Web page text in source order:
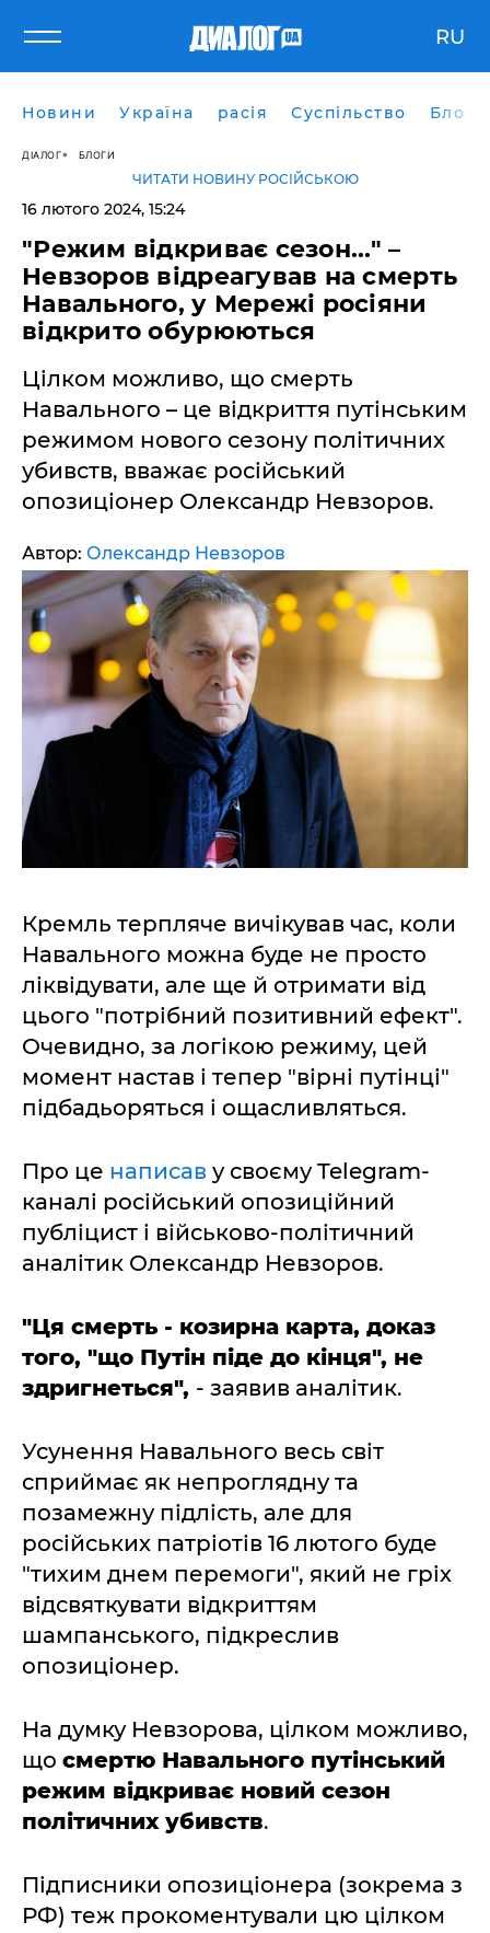
RU
Новини Україна расія Суспільство Блоги
ДІАЛОГ БЛОГИ
ЧИТАТИ НОВИНУ РОСІЙСЬКОЮ
16 лютого 2024, 15:24
"Режим відкриває сезон..." –
Невзоров відреагував на смерть
Навального, у Мережі росіяни
відкрито обурюються
Цілком можливо, що смерть
Навального – це відкриття путінським
режимом нового сезону політичних
убивств, вважає російський
опозиціонер Олександр Невзоров.
Автор: Олександр Невзоров
Кремль терпляче вичікував час, коли
Навального можна буде не просто
ліквідувати, але ще й отримати від
цього "потрібний позитивний ефект".
Очевидно, за логікою режиму, цей
момент настав і тепер "вірні путінці"
підбадьоряться і ощасливляться.
Про це написав у своєму Telegram-
каналі російський опозиційний
публіцист і військово-політичний
аналітик Олександр Невзоров.
"Ця смерть - козирна карта, доказ
того, "що Путін піде до кінця", не
здригнеться", - заявив аналітик.
Усунення Навального весь світ
сприймає як непроглядну та
позамежну підлість, але для
російських патріотів 16 лютого буде
"тихим днем перемоги", який не гріх
відсвяткувати відкриттям
шампанського, підкреслив
опозиціонер.
На думку Невзорова, цілком можливо,
що смертю Навального путінський
режим відкриває новий сезон
політичних убивств.
Підписники опозиціонера (зокрема з
РФ) теж прокоментували цю цілком